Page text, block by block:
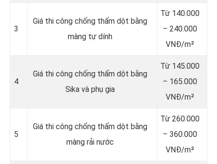
3
Giá thi công chống thấm dột bằng
màng tự dính
Từ 140.000
– 240.000
VNĐ/m²
4
Giá thi công chống thấm dột bằng
Sika và phụ gia
Từ 145.000
– 165.000
VNĐ/m²
5
Giá thi công chống thấm dột bằng
màng rải nước
Từ 260.000
– 360.000
VNĐ/m²